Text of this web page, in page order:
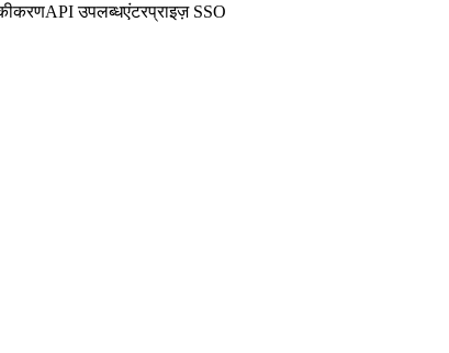
API उपलब्धएंटरप्राइज़ SSO